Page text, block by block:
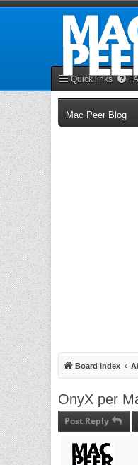
Quick links
Mac Peer Blog
Board index
OnyX per
Post Reply